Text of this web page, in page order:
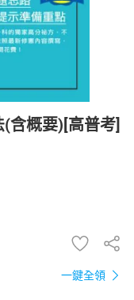
含概要)[高普考]
一鍵全領